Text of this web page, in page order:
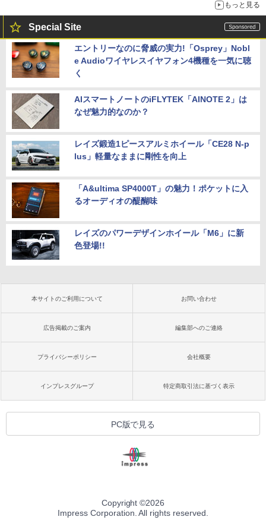
もっと見る
Special Site
エントリーなのに脅威の実力!「Osprey」Nobl
e Audioワイヤレスイヤフォン4機種を一気に聴
く
AIスマートノートのiFLYTEK「AINOTE 2」は
なぜ魅力的なのか？
レイズ鍛造1ピースアルミホイール「CE28 N-p
lus」軽量なままに剛性を向上
「A&ultima SP4000T」の魅力！ポケットに入
るオーディオの醍醐味
レイズのパワーデザインホイール「M6」に新
色登場!!
本サイトのご利用について お問い合わせ
広告掲載のご案内 編集部へのご連絡
プライバシーポリシー 会社概要
インプレスグループ 特定商取引法に基づく表示
PC版で見る
Copyright ©2026
Impress Corporation. All rights reserved.